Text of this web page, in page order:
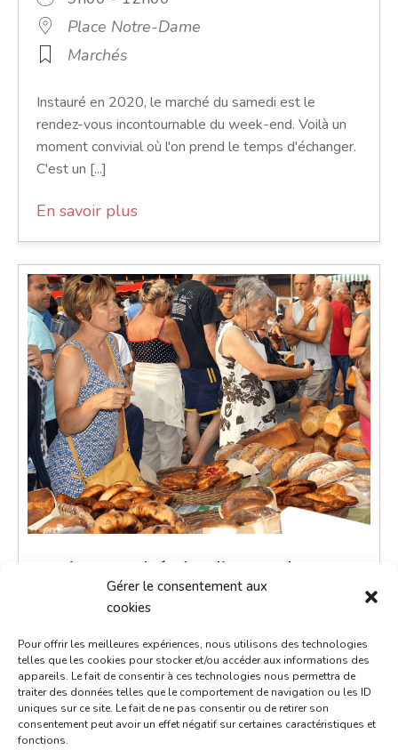
Gérer le consentement aux
cookies
Pour offrir les meilleures expériences, nous utilisons des technologies
telles que les cookies pour stocker et/ou accéder aux informations des
appareils. Le fait de consentir à ces technologies nous permettra de
traiter des données telles que le comportement de navigation ou les ID
uniques sur ce site. Le fait de ne pas consentir ou de retirer son
consentement peut avoir un effet négatif sur certaines caractéristiques et
fonctions.
Place Notre-Dame
Marchés
Instauré en 2020, le marché du samedi est le
rendez-vous incontournable du week-end. Voilà un
moment convivial où l'on prend le temps d'échanger.
C'est un [...]
En savoir plus
Petit marché du dimanche
22 octobre 2028
Place de la République
Marchés
Le petit marché du dimanche est un moment de